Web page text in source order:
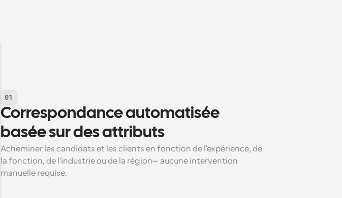
01
Correspondance automatisée
basée sur des attributs
Acheminer les candidats et les clients en fonction de l'expérience, de
la fonction, de l'industrie ou de la région—aucune intervention
manuelle requise.